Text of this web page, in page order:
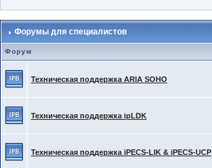
Форумы для специалистов
Форум
Техническая поддержка ARIA SOHO
Техническая поддержка ipLDK
Техническая поддержка iPECS-LIK & iPECS-UCP